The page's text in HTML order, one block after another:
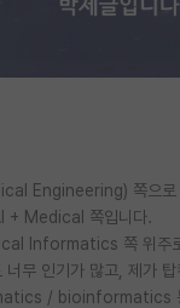
Engineering) 쪽으로
+ Medical 쪽입니다.
Informatics 쪽 위주
무 인기가 많고, 제가
/ bioinformatics 등